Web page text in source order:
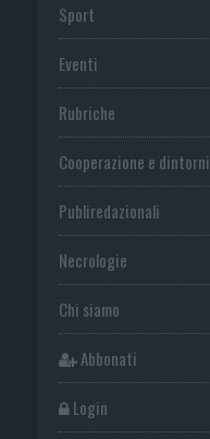
Sport
Eventi
Rubriche
Cooperazione e dintorni
Publiredazionali
Necrologie
Chi siamo
Abbonati
Login